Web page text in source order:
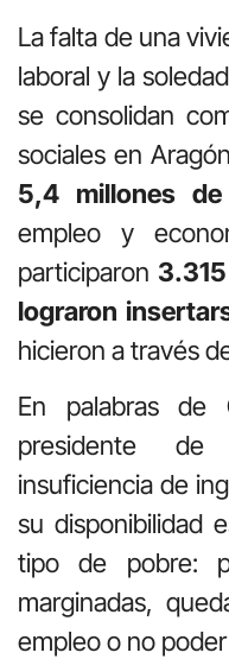
La falta de una
laboral y la
se consolidan
sociales en
5,4 millones
empleo y
participaron
lograron
hicieron a través
En palabras de
presidente
insuficiencia de
su disponibilidad
tipo de pobre:
marginadas,
empleo o no